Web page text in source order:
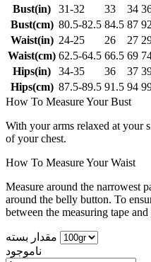
Bust(in)
31-32 33 34
Bust(cm) 80.5-82.5 84.5 87 92
Waist(in) 24-25 26 27
Waist(cm) 62.5-64.5 66.5 69
Hips(in)
34-35 36 37
Hips(cm) 87.5-89.5 91.5 94
How To Measure Your Bust
With your arms relaxed at your
of your chest.
How To Measure Your Waist
Measure around the narrowest
around the belly button. To
between the measuring tape
مقدار بسته
ناموجود